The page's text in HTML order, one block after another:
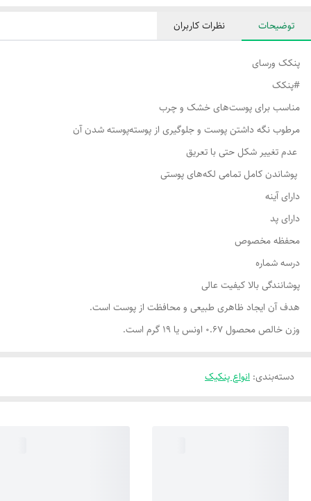
توضیحات نظرات کاربران
پنکک ورسای
#پنکک
مناسب برای پوست‌های خشک و چرب
مرطوب نگه داشتن پوست و جلوگیری از پوسته‌پوسته شدن آن
عدم تغییر شکل حتی با تعریق
پوشاندن کامل تمامی لکه‌های پوستی
دارای آینه
دارای پد
محفظه مخصوص
درسه شماره
پوشانندگی بالا کیفیت عالی
هدف آن ایجاد ظاهری طبیعی و محافظت از پوست است.
وزن خالص محصول 0.67 اونس یا 19 گرم است.
دسته‌بندی: انواع پنکیک